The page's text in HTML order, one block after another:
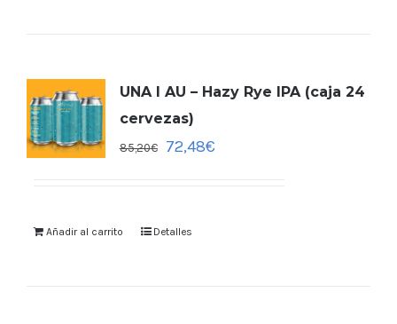
UNA I AU – Hazy Rye IPA (caja 24
cervezas)
85,20€ 72,48€
Añadir al carrito Detalles